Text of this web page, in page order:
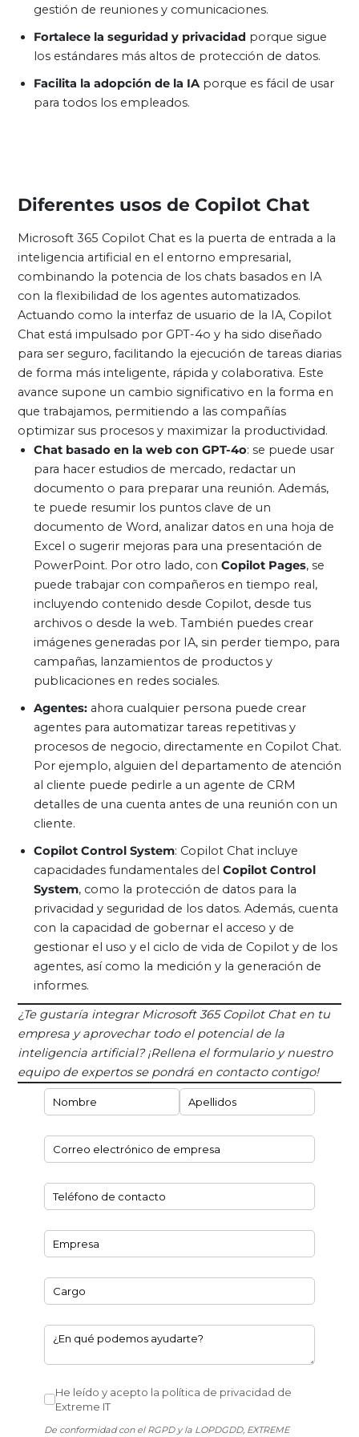
gestión de reuniones y comunicaciones.
Fortalece la seguridad y privacidad porque sigue
los estándares más altos de protección de datos.
Facilita la adopción de la IA porque es fácil de usar
para todos los empleados.
Diferentes usos de Copilot Chat
Microsoft 365 Copilot Chat es la puerta de entrada a la
inteligencia artificial en el entorno empresarial,
combinando la potencia de los chats basados en IA
con la flexibilidad de los agentes automatizados.
Actuando como la interfaz de usuario de la IA, Copilot
Chat está impulsado por GPT-4o y ha sido diseñado
para ser seguro, facilitando la ejecución de tareas diarias
de forma más inteligente, rápida y colaborativa. Este
avance supone un cambio significativo en la forma en
que trabajamos, permitiendo a las compañías
optimizar sus procesos y maximizar la productividad.
Chat basado en la web con GPT-4o: se puede usar
para hacer estudios de mercado, redactar un
documento o para preparar una reunión. Además,
te puede resumir los puntos clave de un
documento de Word, analizar datos en una hoja de
Excel o sugerir mejoras para una presentación de
PowerPoint. Por otro lado, con Copilot Pages, se
puede trabajar con compañeros en tiempo real,
incluyendo contenido desde Copilot, desde tus
archivos o desde la web. También puedes crear
imágenes generadas por IA, sin perder tiempo, para
campañas, lanzamientos de productos y
publicaciones en redes sociales.
Agentes:ahora cualquier persona puede crear
agentes para automatizar tareas repetitivas y
procesos de negocio, directamente en Copilot Chat.
Por ejemplo, alguien del departamento de atención
al cliente puede pedirle a un agente de CRM
detalles de una cuenta antes de una reunión con un
cliente.
Copilot Control System: Copilot Chat incluye
capacidades fundamentales del Copilot Control
System, como la protección de datos para la
privacidad y seguridad de los datos. Además, cuenta
con la capacidad de gobernar el acceso y de
gestionar el uso y el ciclo de vida de Copilot y de los
agentes, así como la medición y la generación de
informes.
¿Te gustaría integrar Microsoft 365 Copilot Chat en tu
empresa y aprovechar todo el potencial de la
inteligencia artificial? ¡Rellena el formulario y nuestro
equipo de expertos se pondrá en contacto contigo!
Nombre y Apellidos
(necesario)
Correo electrónico de empresa
Teléfono de contacto
Empresa
Cargo
¿En qué podemos ayudarte?
He leído y acepto la política de privacidad de Extreme
He leído y acepto la política de privacidad de
Extreme IT
De conformidad con el RGPD y la LOPDGDD, EXTREME